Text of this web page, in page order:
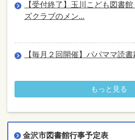
【受付終了】玉川こども図書
ズクラブのメン...
【毎月２回開催】パパママ読
もっと見る
金沢市図書館行事予定表